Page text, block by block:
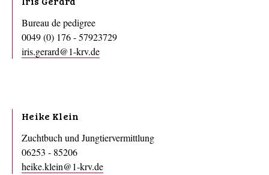
Bureau de pedigree
0049 (0) 176 - 57923729
iris.gerard@1-krv.de
Heike Klein
Zuchtbuch und Jungtiervermittlung
06253 - 85206
heike.klein@1-krv.de